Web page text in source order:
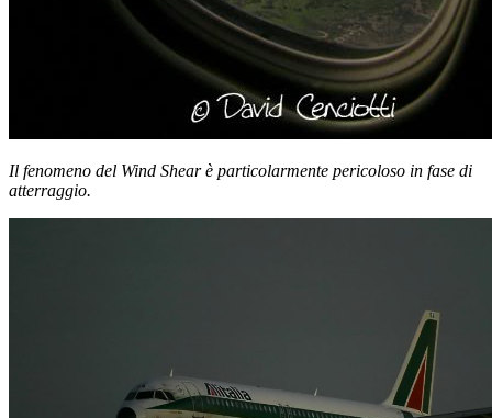
Il fenomeno del Wind Shear è particolarmente pericoloso in fase di
atterraggio.